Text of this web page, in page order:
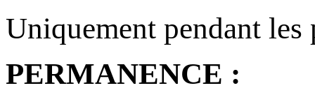
Uniquement pendant les
PERMANENCE :